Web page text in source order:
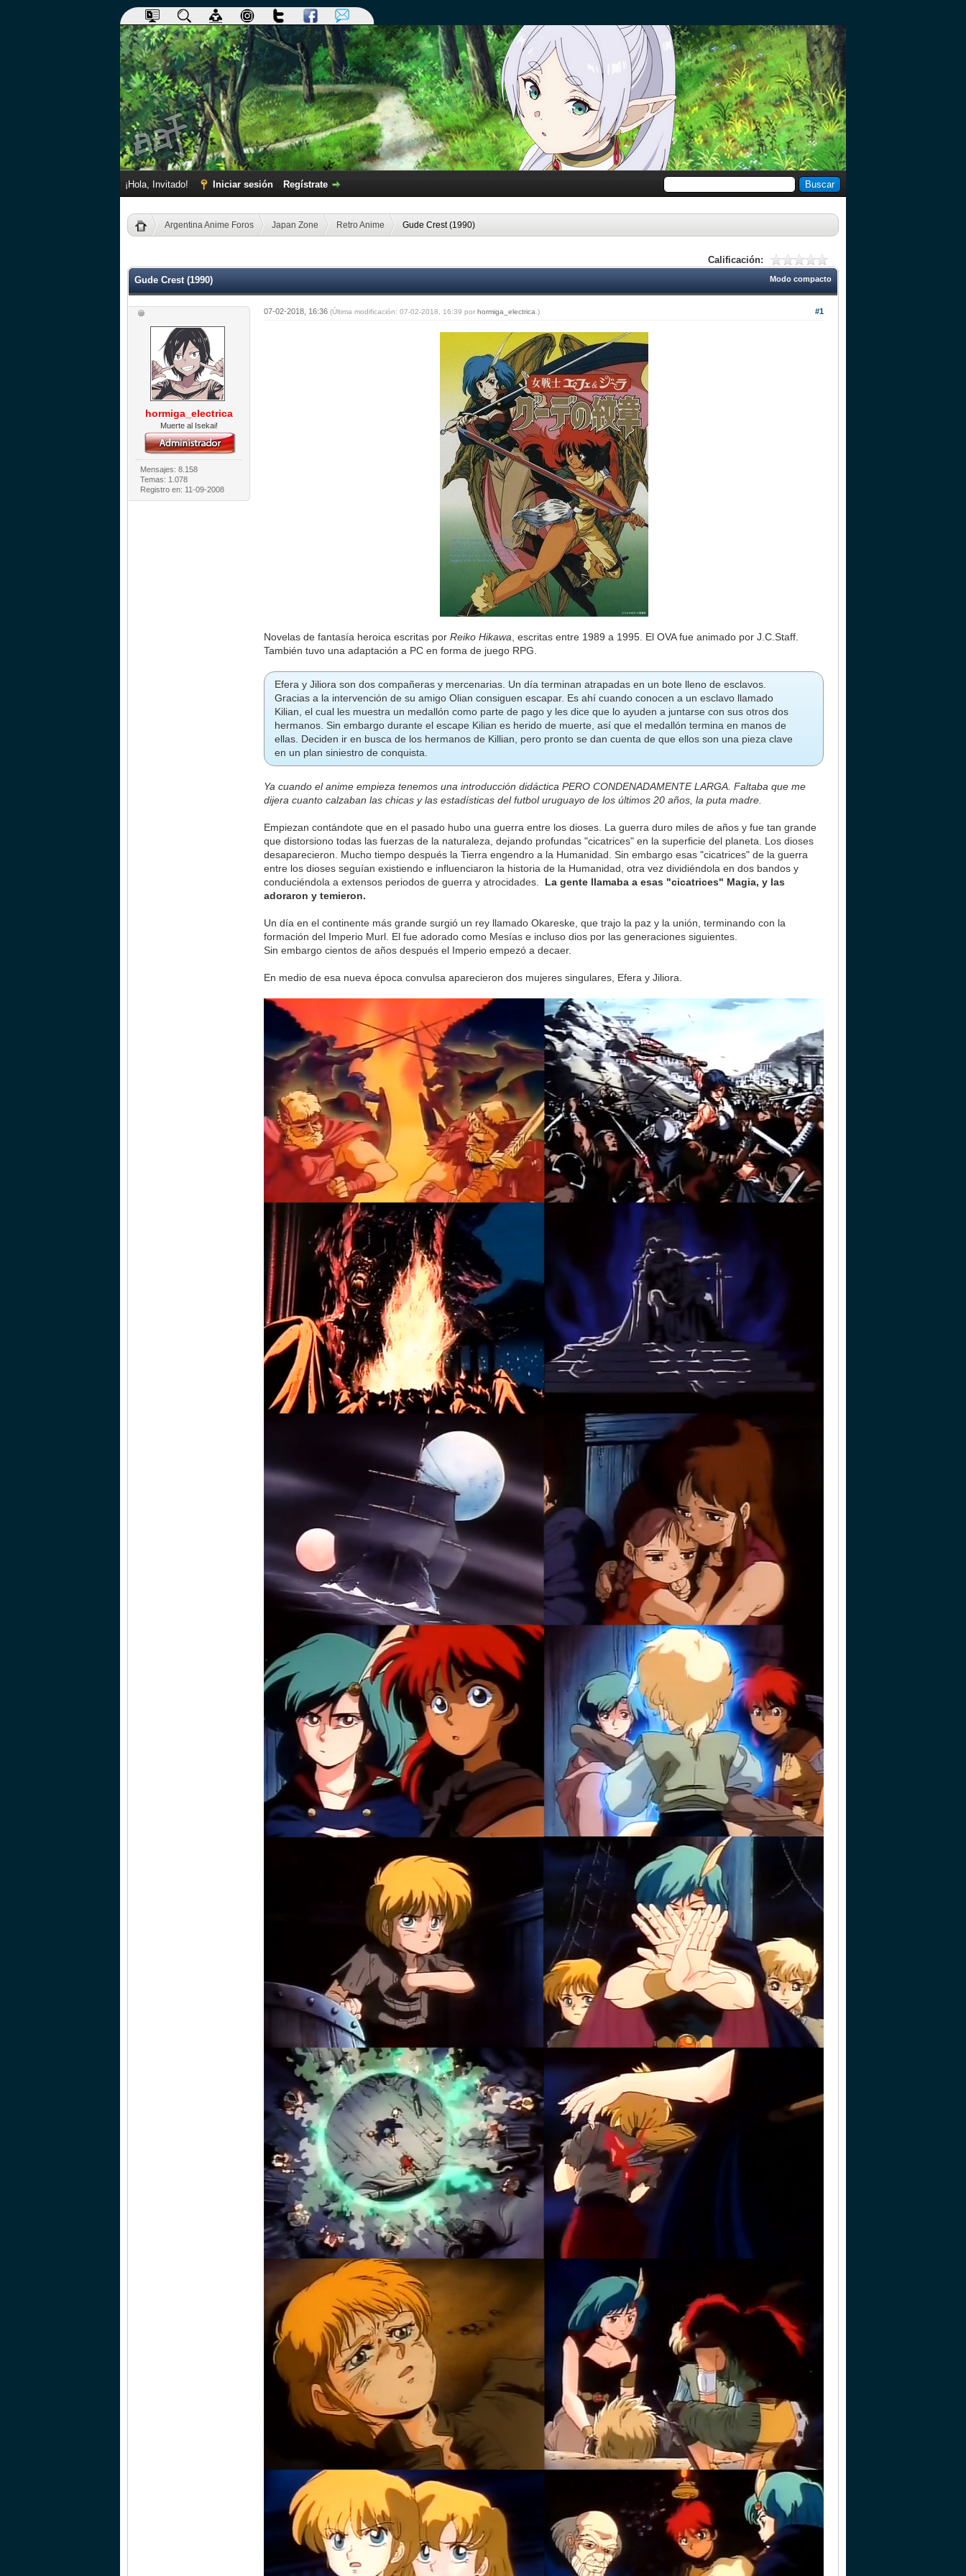
¡Hola, Invitado! Iniciar sesión Regístrate
Argentina Anime Foros Japan Zone Retro Anime Gude Crest (1990)
Calificación:
Modo compacto
Gude Crest (1990)
hormiga_electrica
Muerte al Isekai!
Mensajes: 8.158
Temas: 1.078
Registro en: 11-09-2008
#1
07-02-2018, 16:36(Última modificación: 07-02-2018, 16:39 porhormiga_electrica .)
Novelas de fantasía heroica escritas por Reiko Hikawa , escritas entre 1989 a 1995. El OVA fue animado por J.C.Staff.
También tuvo una adaptación a PC en forma de juego RPG.
Efera y Jiliora son dos compañeras y mercenarias. Un día terminan atrapadas en un bote lleno de esclavos.
Gracias a la intervención de su amigo Olian consiguen escapar. Es ahí cuando conocen a un esclavo llamado
Kilian, el cual les muestra un medallón como parte de pago y les dice que lo ayuden a juntarse con sus otros dos
hermanos. Sin embargo durante el escape Kilian es herido de muerte, así que el medallón termina en manos de
ellas. Deciden ir en busca de los hermanos de Killian, pero pronto se dan cuenta de que ellos son una pieza clave
en un plan siniestro de conquista.
Ya cuando el anime empieza tenemos una introducción didáctica PERO CONDENADAMENTE LARGA. Faltaba que me
dijera cuanto calzaban las chicas y las estadísticas del futbol uruguayo de los últimos 20 años, la puta madre.
Empiezan contándote que en el pasado hubo una guerra entre los dioses. La guerra duro miles de años y fue tan grande
que distorsiono todas las fuerzas de la naturaleza, dejando profundas "cicatrices" en la superficie del planeta. Los dioses
desaparecieron. Mucho tiempo después la Tierra engendro a la Humanidad. Sin embargo esas "cicatrices" de la guerra
entre los dioses seguían existiendo e influenciaron la historia de la Humanidad, otra vez dividiéndola en dos bandos y
conduciéndola a extensos periodos de guerra y atrocidades. La gente llamaba a esas "cicatrices" Magia, y las
adoraron y temieron.
Un día en el continente más grande surgió un rey llamado Okareske, que trajo la paz y la unión, terminando con la
formación del Imperio Murl. El fue adorado como Mesías e incluso dios por las generaciones siguientes.
Sin embargo cientos de años después el Imperio empezó a decaer.
En medio de esa nueva época convulsa aparecieron dos mujeres singulares, Efera y Jiliora.